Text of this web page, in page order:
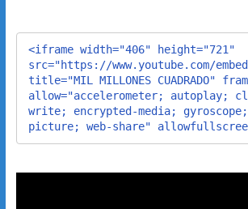
<iframe width="406" height="721"
src="https://www.youtube.com/
title="MIL MILLONES CUADRADO"
allow="accelerometer; autoplay;
write; encrypted-media;
picture; web-share"